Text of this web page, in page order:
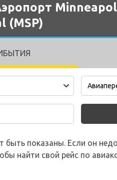
(MSP)
быть показаны. Если он
найти свой рейс по